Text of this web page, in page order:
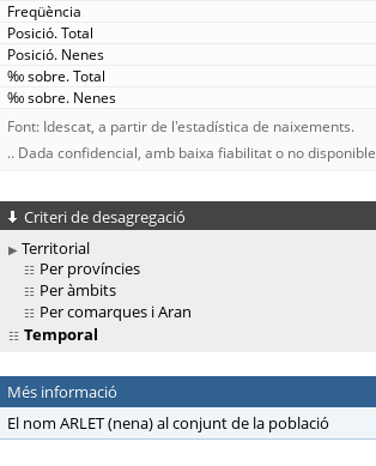
Font: Idescat, a partir de l'estadística de naixements.
.. Dada confidencial, amb baixa fiabilitat o no disponible
Criteri de desagregació
Territorial
Per províncies
Per àmbits
Per comarques i Aran
Temporal
Més informació
El nom ARLET (nena) al conjunt de la població